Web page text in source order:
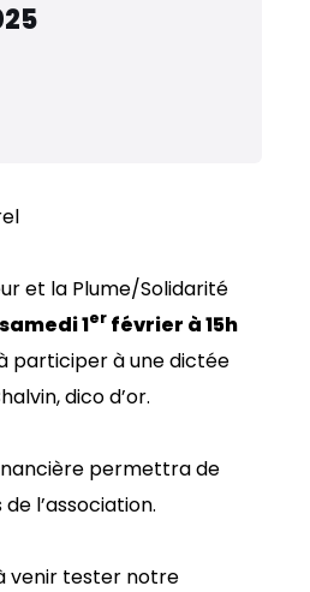
et la Plume/Solidarité
samedi 1er février à 15h
participer à une dictée
dico d’or.
permettra de
l’association.
venir tester notre